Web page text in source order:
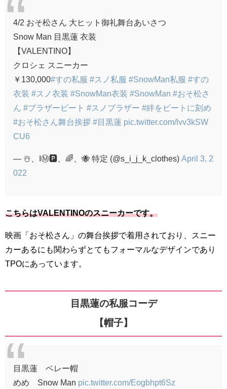
4/2 おそ松さん 大ヒット御礼舞台あいさつ
Snow Man 目黒蓮 衣装
【VALENTINO】
クロシェ スニーカー
￥130,000#すの私服 #スノ私服 #SnowMan私服 #すの
衣装 #スノ衣装 #SnowMan衣装 #SnowMan #おそ松さ
ん
#ブラザービート #スノブラザー #絆をビートに刻め
#おそ松さん舞台挨拶 #目黒蓮 pic.twitter.com/lvv3kSW
CU6
— ☃️、IⓂ️🅿️、🌈、🐝 特定 (@s_i_j_k_clothes) April 3, 2
022
こちらはVALENTINOのスニーカーです。
映画「おそ松さん」の舞台挨拶で着用されており、スニー
カーあるにも関わらずとてもフォーマルなデザインであり
TPOにあっています。
目黒蓮の私服コーデ
【帽子】
目黒蓮 ベレー帽
めめ Snow Man pic.twitter.com/Eogbhpt6Sz